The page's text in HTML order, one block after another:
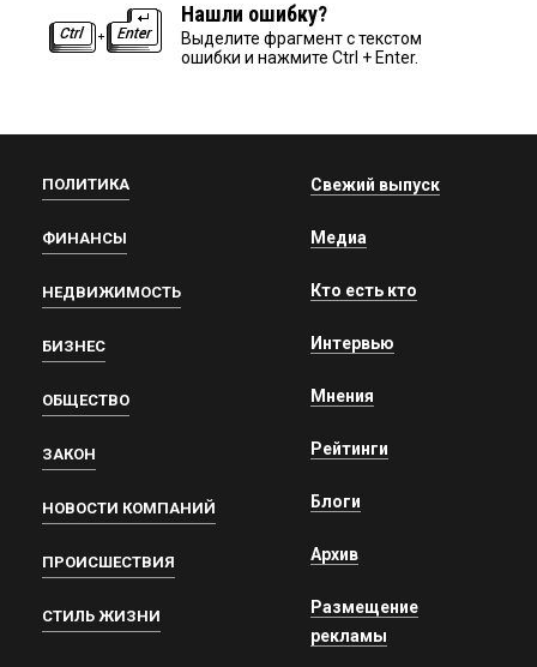
Нашли ошибку?
Выделите фрагмент с текстом
ошибки и нажмите Ctrl + Enter.
ПОЛИТИКА
ФИНАНСЫ
НЕДВИЖИМОСТЬ
БИЗНЕС
ОБЩЕСТВО
ЗАКОН
НОВОСТИ КОМПАНИЙ
ПРОИСШЕСТВИЯ
СТИЛЬ ЖИЗНИ
Свежий выпуск
Медиа
Кто есть кто
Интервью
Мнения
Рейтинги
Блоги
Архив
Размещение
рекламы